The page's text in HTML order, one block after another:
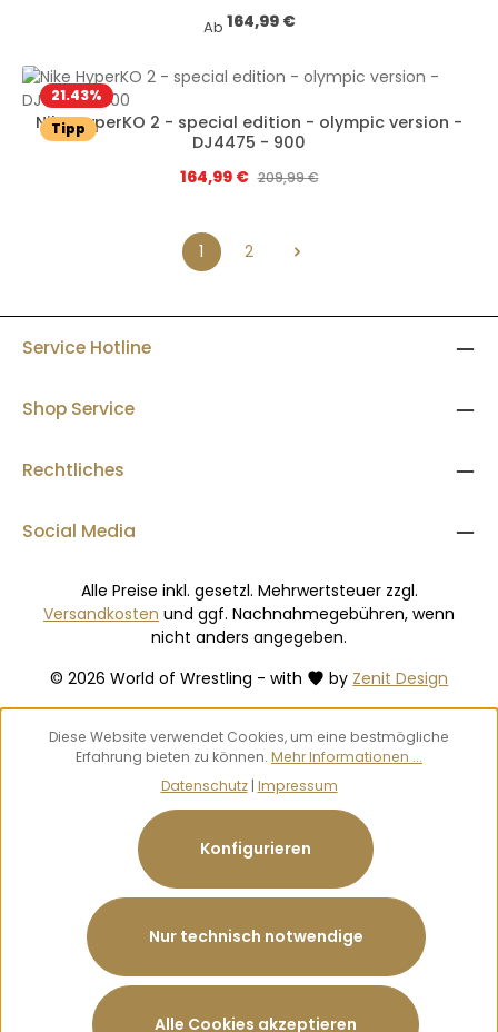
Regulärer Preis:
Ab 164,99 €
21.43%
Tipp
Nike HyperKO 2 - special edition - olympic version -
DJ4475 - 900
Verkaufspreis:
164,99 € Regulärer Preis:
209,99 €
Seite
1 Seite
2
Service Hotline
Shop Service
Rechtliches
Social Media
© 2026 World of Wrestling - with by Zenit Design
Alle Preise inkl. gesetzl. Mehrwertsteuer zzgl.
Versandkosten und ggf. Nachnahmegebühren, wenn
nicht anders angegeben.
Diese Website verwendet Cookies, um eine bestmögliche
Erfahrung bieten zu können. Mehr Informationen ...
Datenschutz| Impressum
Nur technisch notwendige
Konfigurieren
Alle Cookies akzeptieren